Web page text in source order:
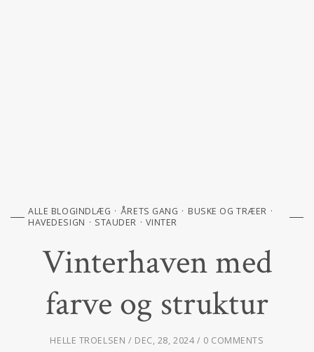
ALLE BLOGINDLÆG ÅRETS GANG
BUSKE OG TRÆER
HAVEDESIGN
STAUDER VINTER
Vinterhaven med
farve og struktur
HELLE TROELSEN DEC, 28, 2024 0 COMMENTS